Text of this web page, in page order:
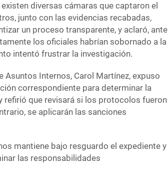
diversas cámaras que captaron el
junto con las evidencias recabadas,
un proceso transparente, y aclaró, ante
los oficiales habrían sobornado a la
intentó frustrar la investigación.
Asuntos Internos, Carol Martínez, expuso
correspondiente para determinar la
refirió que revisará si los protocolos fueron
se aplicarán las sanciones
mantiene bajo resguardo el expediente y
las responsabilidades